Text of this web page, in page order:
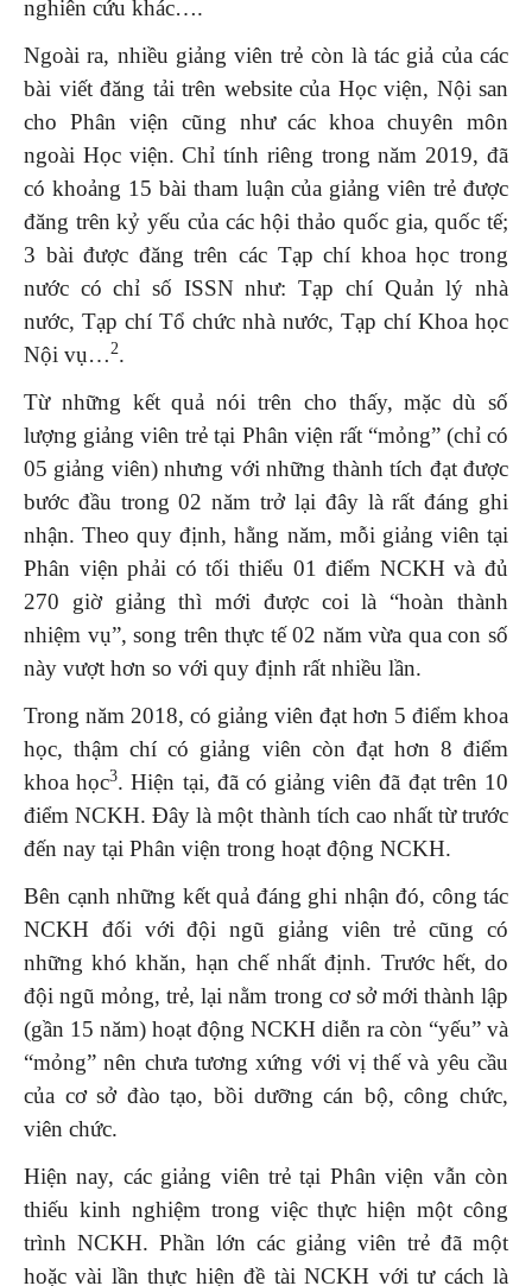
nghiên cứu khác….
Ngoài ra, nhiều giảng viên trẻ còn là tác giả của các
bài viết đăng tải trên website của Học viện, Nội san
cho Phân viện cũng như các khoa chuyên môn
ngoài Học viện. Chỉ tính riêng trong năm 2019, đã
có khoảng 15 bài tham luận của giảng viên trẻ được
đăng trên kỷ yếu của các hội thảo quốc gia, quốc tế;
3 bài được đăng trên các Tạp chí khoa học trong
nước có chỉ số ISSN như: Tạp chí Quản lý nhà
nước, Tạp chí Tổ chức nhà nước, Tạp chí Khoa học
Nội vụ… 2.
Từ những kết quả nói trên cho thấy, mặc dù số
lượng giảng viên trẻ tại Phân viện rất “mỏng” (chỉ có
05 giảng viên) nhưng với những thành tích đạt được
bước đầu trong 02 năm trở lại đây là rất đáng ghi
nhận. Theo quy định, hằng năm, mỗi giảng viên tại
Phân viện phải có tối thiểu 01 điểm NCKH và đủ
270 giờ giảng thì mới được coi là “hoàn thành
nhiệm vụ”, song trên thực tế 02 năm vừa qua con số
này vượt hơn so với quy định rất nhiều lần.
Trong năm 2018, có giảng viên đạt hơn 5 điểm khoa
học, thậm chí có giảng viên còn đạt hơn 8 điểm
khoa học3. Hiện tại, đã có giảng viên đã đạt trên 10
điểm NCKH. Đây là một thành tích cao nhất từ trước
đến nay tại Phân viện trong hoạt động NCKH.
Bên cạnh những kết quả đáng ghi nhận đó, công tác
NCKH đối với đội ngũ giảng viên trẻ cũng có
những khó khăn, hạn chế nhất định. Trước hết, do
đội ngũ mỏng, trẻ, lại nằm trong cơ sở mới thành lập
(gần 15 năm) hoạt động NCKH diễn ra còn “yếu” và
“mỏng” nên chưa tương xứng với vị thế và yêu cầu
của cơ sở đào tạo, bồi dưỡng cán bộ, công chức,
viên chức.
Hiện nay, các giảng viên trẻ tại Phân viện vẫn còn
thiếu kinh nghiệm trong việc thực hiện một công
trình NCKH. Phần lớn các giảng viên trẻ đã một
hoặc vài lần thực hiện đề tài NCKH với tư cách là